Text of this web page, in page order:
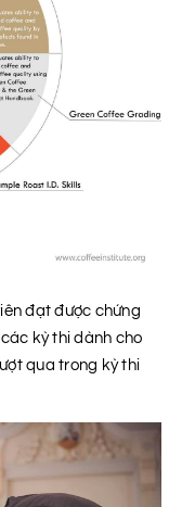
đạt được chứng
kỳ thi dành cho
qua trong kỳ thi